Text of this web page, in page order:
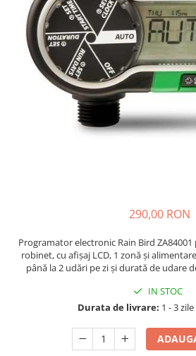
290,00 RON
Programator electronic Rain Bird
robinet, cu afișaj LCD, 1 zonă și
până la 2 udări pe zi și durată de udare
IN STOC
Durata de livrare: 1 - 3